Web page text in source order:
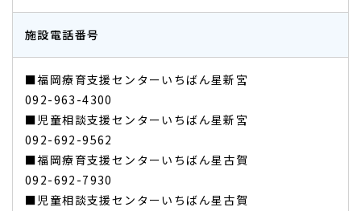
施設電話番号
■福岡療育支援センターいちばん星新宮
092-963-4300
■児童相談支援センターいちばん星新宮
​​​​​​​092-692-9562
■福岡療育支援センターいちばん星古賀
092-692-7930
■児童相談支援センターいちばん星古賀